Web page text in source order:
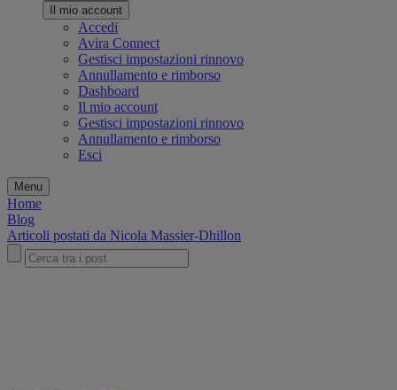
Il mio account
Accedi
Avira Connect
Gestisci impostazioni rinnovo
Annullamento e rimborso
Dashboard
Il mio account
Gestisci impostazioni rinnovo
Annullamento e rimborso
Esci
Menu
Home
Blog
Articoli postati da Nicola Massier-Dhillon